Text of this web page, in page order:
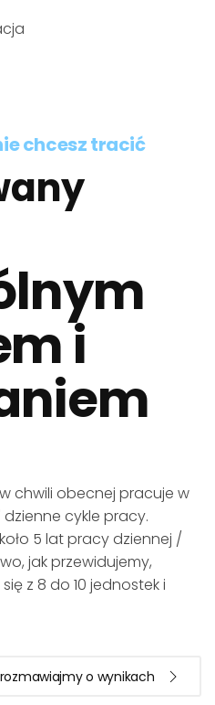
chcesz tracić
i
chwili obecnej pracuje w
cykle pracy.
5 lat pracy dziennej /
jak przewidujemy,
z 8 do 10 jednostek i
o wynikach